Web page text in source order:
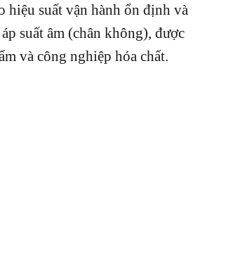
hiệu suất vận hành ổn định và
suất âm (chân không), được
và công nghiệp hóa chất.